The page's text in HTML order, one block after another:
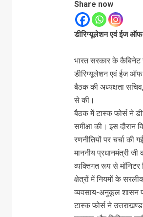
Share now
डीरिग्यूलेशन एवं ईज ऑफ
भारत सरकार के कैबिनेट
डीरिग्यूलेशन एवं ईज ऑफ
बैठक की अध्यक्षता
से की।
बैठक में टास्क फोर्स ने
समीक्षा की। इस
रणनीतियों पर चर्चा की
माननीय प्रधानमंत्री
व्यक्तिगत रूप से मॉनिटर
क्षेत्रों में नियमों के
व्यवसाय-अनुकूल शासन
टास्क फोर्स ने